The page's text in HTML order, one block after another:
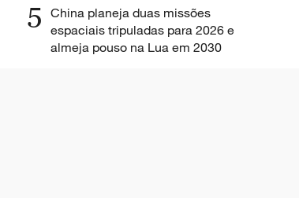
5 China planeja duas missões
espaciais tripuladas para 2026 e
almeja pouso na Lua em 2030